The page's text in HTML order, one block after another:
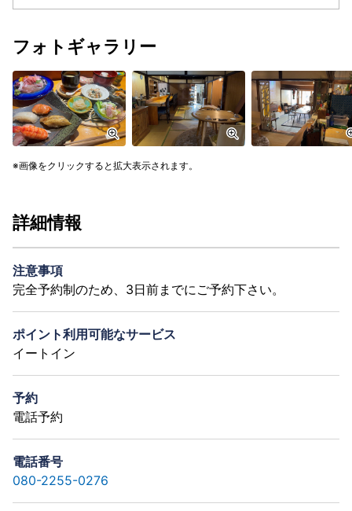
フォトギャラリー
画像をクリックすると拡大表示されます。
詳細情報
注意事項
完全予約制のため、3日前までにご予約下さい。
ポイント利用可能なサービス
イートイン
予約
電話予約
電話番号
080-2255-0276